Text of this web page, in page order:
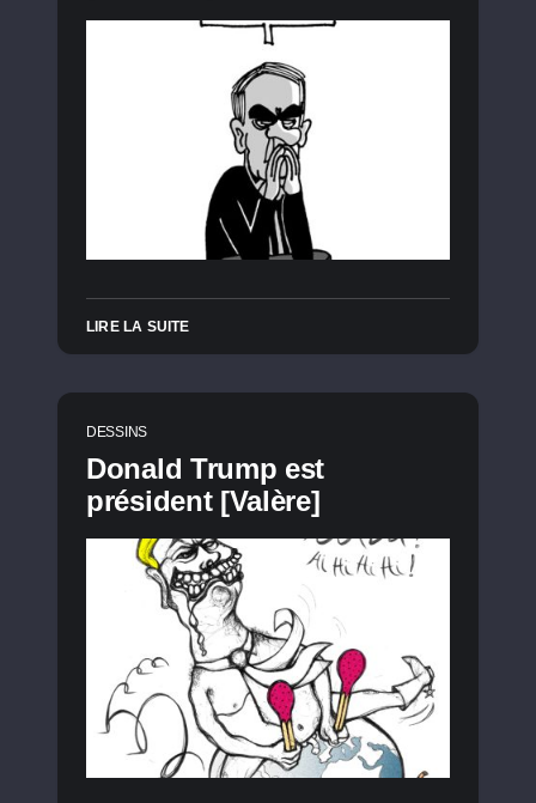
LIRE LA SUITE
DESSINS
Donald Trump est
président [Valère]